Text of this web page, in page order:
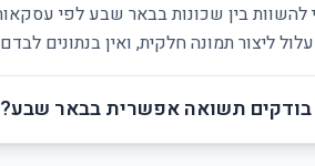
להשוות בין שכונות בבאר שבע לפי
ליצור תמונה חלקית, ואין בנתונים
בודקים תשואה אפשרית בבאר שבע?